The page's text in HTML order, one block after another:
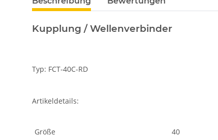
Kupplung / Wellenverbinder
Typ: FCT-40C-RD
Artikeldetails:
Größe
40